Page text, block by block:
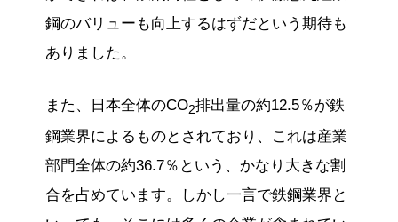
鋼のバリューも向上するはずだという期待も
ありました。
また、日本全体のCO2排出量の約12.5％が鉄
鋼業界によるものとされており、これは産業
部門全体の約36.7％という、かなり大きな割
合を占めています。しかし一言で鉄鋼業界と